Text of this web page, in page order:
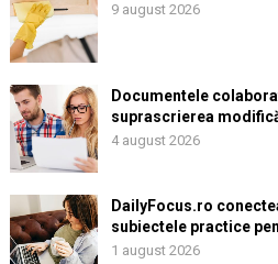
9 august 2026
Documentele
suprascrierea
4 august 2026
DailyFocus.ro
subiectele practice
1 august 2026